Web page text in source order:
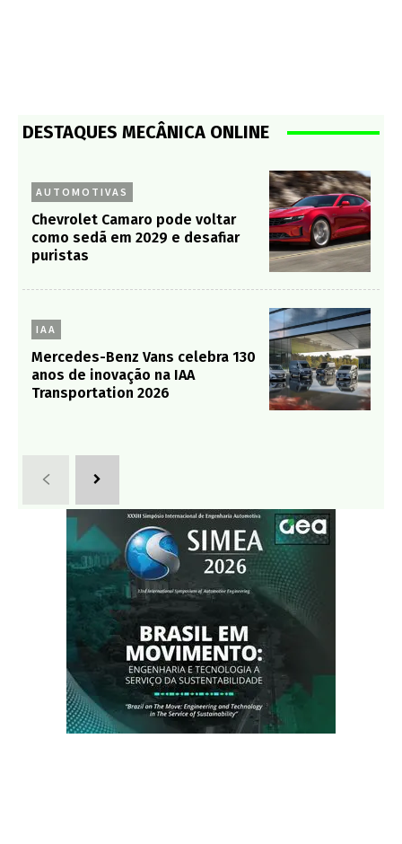
DESTAQUES MECÂNICA ONLINE
AUTOMOTIVAS
Chevrolet Camaro pode voltar
como sedã em 2029 e desafiar
puristas
IAA
Mercedes-Benz Vans celebra 130
anos de inovação na IAA
Transportation 2026